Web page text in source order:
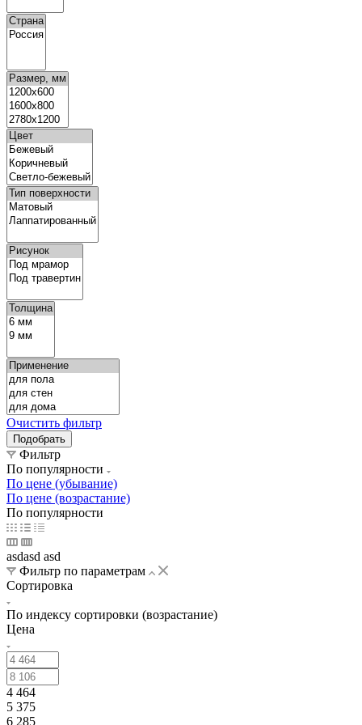
Очистить фильтр
Фильтр
По популярности
По цене (убывание)
По цене (возрастание)
По популярности
asdasd asd
Фильтр по параметрам
Сортировка
По индексу сортировки (возрастание)
Цена
4 464
5 375
6 285